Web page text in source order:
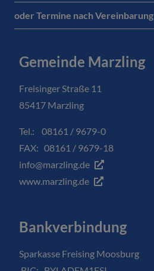
oder Termine nach Vereinbarung
Gemeinde Marzling
Freisinger Straße 11
85417 Marzling
Tel.: 08161 / 9679-0
FAX: 08161 / 9679-18
info@marzling.de
www.marzling.de
Bankverbindung
Sparkasse Freising Moosburg